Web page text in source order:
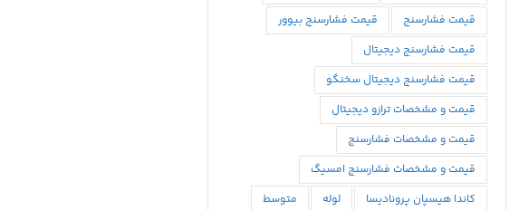
قیمت فشارسنج
قیمت فشارسنج بیوور
قیمت فشارسنج دیجیتال
قیمت فشارسنج دیجیتال سخنگو
قیمت و مشخصات ترازو دیجیتال
قیمت و مشخصات فشارسنج
قیمت و مشخصات فشارسنج امسیگ
كاندا هيسپان پروناديسا
لوله
متوسط